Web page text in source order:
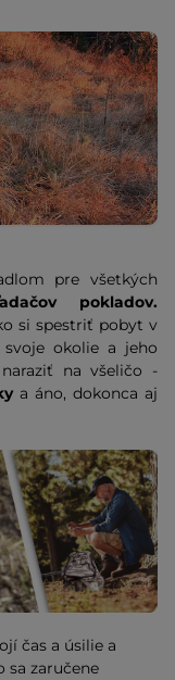
pre všetkých
pokladov.
si spestriť pobyt v
okolie a jeho
na všeličo -
a áno, dokonca aj
čas a úsilie a
sa zaručene